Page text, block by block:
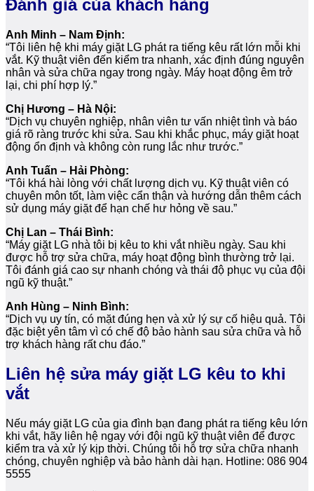
Đánh giá của khách hàng
Anh Minh – Nam Định:
“Tôi liên hệ khi máy giặt LG phát ra tiếng kêu rất lớn mỗi khi
vắt. Kỹ thuật viên đến kiểm tra nhanh, xác định đúng nguyên
nhân và sửa chữa ngay trong ngày. Máy hoạt động êm trở
lại, chi phí hợp lý.”
Chị Hương – Hà Nội:
“Dịch vụ chuyên nghiệp, nhân viên tư vấn nhiệt tình và báo
giá rõ ràng trước khi sửa. Sau khi khắc phục, máy giặt hoạt
động ổn định và không còn rung lắc như trước.”
Anh Tuấn – Hải Phòng:
“Tôi khá hài lòng với chất lượng dịch vụ. Kỹ thuật viên có
chuyên môn tốt, làm việc cẩn thận và hướng dẫn thêm cách
sử dụng máy giặt để hạn chế hư hỏng về sau.”
Chị Lan – Thái Bình:
“Máy giặt LG nhà tôi bị kêu to khi vắt nhiều ngày. Sau khi
được hỗ trợ sửa chữa, máy hoạt động bình thường trở lại.
Tôi đánh giá cao sự nhanh chóng và thái độ phục vụ của đội
ngũ kỹ thuật.”
Anh Hùng – Ninh Bình:
“Dịch vụ uy tín, có mặt đúng hẹn và xử lý sự cố hiệu quả. Tôi
đặc biệt yên tâm vì có chế độ bảo hành sau sửa chữa và hỗ
trợ khách hàng rất chu đáo.”
Liên hệ sửa máy giặt LG kêu to khi
vắt
Nếu máy giặt LG của gia đình bạn đang phát ra tiếng kêu lớn
khi vắt, hãy liên hệ ngay với đội ngũ kỹ thuật viên để được
kiểm tra và xử lý kịp thời. Chúng tôi hỗ trợ sửa chữa nhanh
chóng, chuyên nghiệp và bảo hành dài hạn. Hotline: 086 904
5555